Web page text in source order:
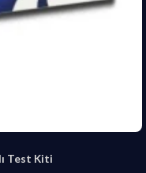
Test Kiti